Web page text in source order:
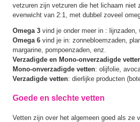
vetzuren zijn vetzuren die het lichaam niet
evenwicht van 2:1, met dubbel zoveel
Omega 3 vind je onder meer in :
Omega 6 vind je in: zonnebloemzaden,
margarine, pompoenzaden, enz.
Verzadigde en Mono-onverzadigde
Mono-onverzadigde vetten: olijfolie,
Verzadigde vetten: dierlijke producten
Goede en slechte vetten
Vetten zijn over het algemeen goed als ze